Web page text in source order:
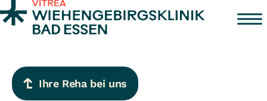
Zum Inhalt springen
Ihre Reha bei uns